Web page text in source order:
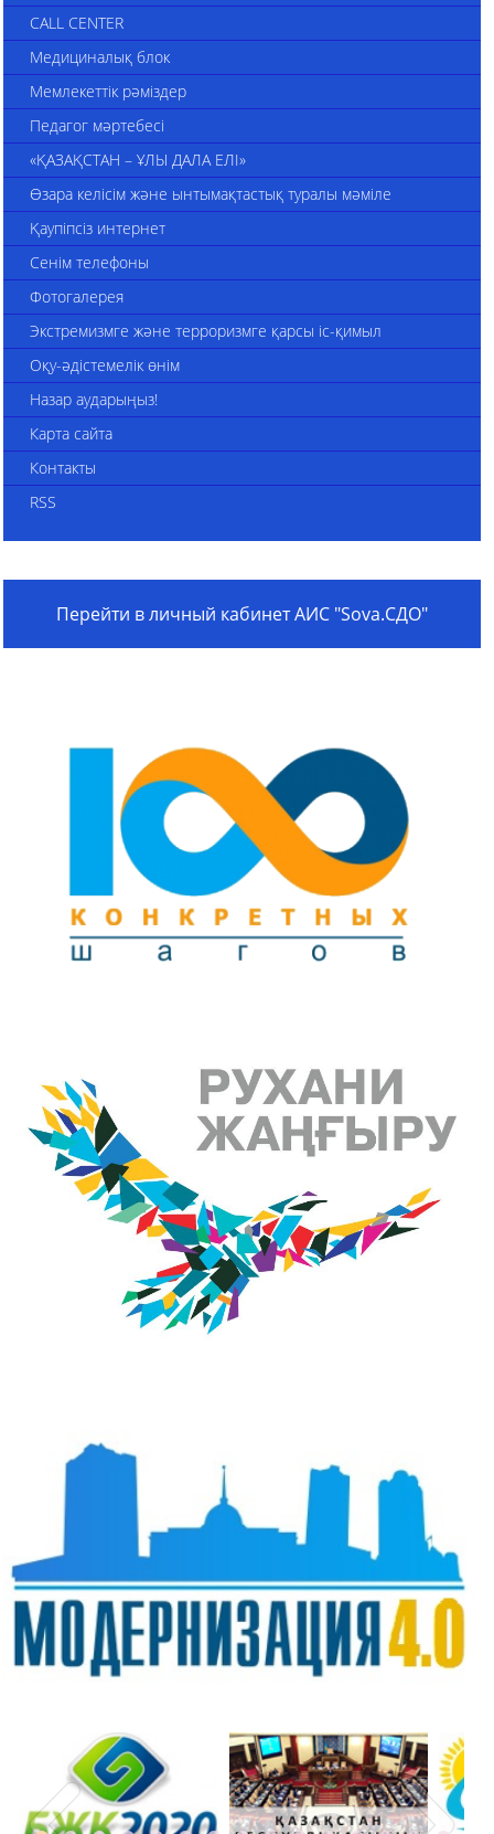
CALL CENTER
Медициналық блок
Мемлекеттік рәміздер
Педагог мәртебесі
«ҚАЗАҚСТАН – ҰЛЫ ДАЛА ЕЛІ»
Өзара келісім және ынтымақтастық туралы мәміле
Қаупіпсіз интернет
Сенім телефоны
Фотогалерея
Экстремизмге және терроризмге қарсы іс-қимыл
Оқу-әдістемелік өнім
Назар аударыңыз!
Карта сайта
Контакты
RSS
Перейти в личный кабинет АИС "Sova.СДО"